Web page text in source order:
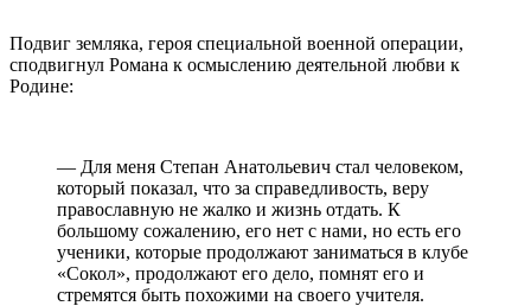
Подвиг земляка, героя специальной военной операции,
сподвигнул Романа к осмыслению деятельной любви к
Родине:
— Для меня Степан Анатольевич стал человеком,
который показал, что за справедливость, веру
православную не жалко и жизнь отдать. К
большому сожалению, его нет с нами, но есть его
ученики, которые продолжают заниматься в клубе
«Сокол», продолжают его дело, помнят его и
стремятся быть похожими на своего учителя.